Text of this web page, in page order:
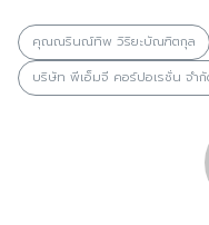
คุณณรินณ์ทิพ วิริยะบัณฑิตกุล
บริษัท พีเอ็มจี คอร์ปอเรชั่น จำกั